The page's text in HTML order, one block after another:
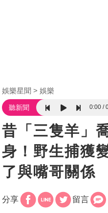
娛樂星聞 娛樂
聽新聞 0:00
昔「三隻羊」
身！野生捕獲
了與嘴哥關係
分享 留言